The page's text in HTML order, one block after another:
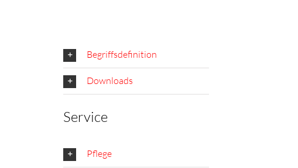
Begriffsdefinition
Downloads
Service
Pflege